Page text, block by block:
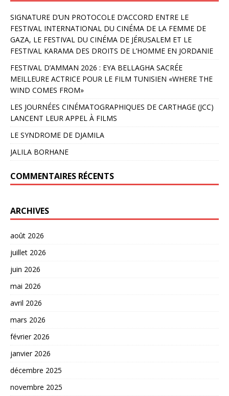
SIGNATURE D’UN PROTOCOLE D’ACCORD ENTRE LE
FESTIVAL INTERNATIONAL DU CINÉMA DE LA FEMME DE
GAZA, LE FESTIVAL DU CINÉMA DE JÉRUSALEM ET LE
FESTIVAL KARAMA DES DROITS DE L’HOMME EN JORDANIE
FESTIVAL D’AMMAN 2026 : EYA BELLAGHA SACRÉE
MEILLEURE ACTRICE POUR LE FILM TUNISIEN «WHERE THE
WIND COMES FROM»
LES JOURNÉES CINÉMATOGRAPHIQUES DE CARTHAGE (JCC)
LANCENT LEUR APPEL À FILMS
LE SYNDROME DE DJAMILA
JALILA BORHANE
COMMENTAIRES RÉCENTS
ARCHIVES
août 2026
juillet 2026
juin 2026
mai 2026
avril 2026
mars 2026
février 2026
janvier 2026
décembre 2025
novembre 2025